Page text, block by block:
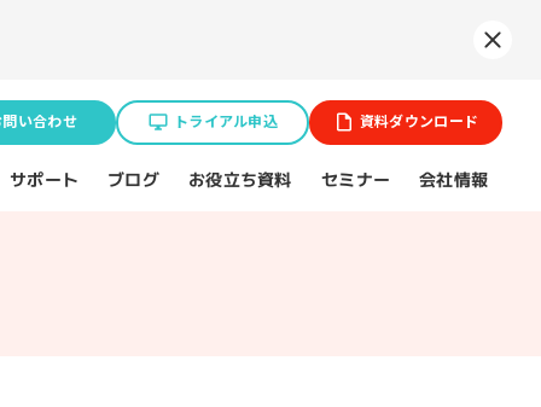
問い合わせ トライアル申込 資料ダウンロード
サポート ブログ お役立ち資料 セミナー 会社情報